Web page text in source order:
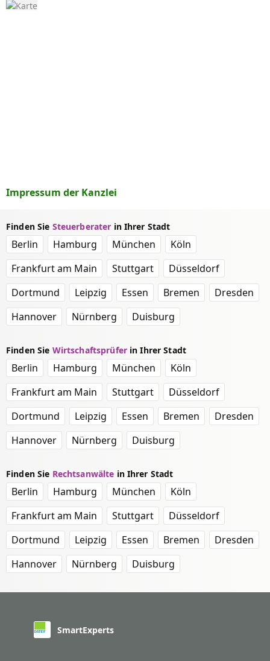
Impressum der Kanzlei
Finden Sie Steuerberater in Ihrer Stadt
Berlin Hamburg München
Köln
Frankfurt am Main
Stuttgart
Düsseldorf
Dortmund
Leipzig Essen Bremen
Dresden
Hannover
Nürnberg Duisburg
Finden Sie Wirtschaftsprüferin Ihrer Stadt
Berlin Hamburg München
Köln
Frankfurt am Main
Stuttgart
Düsseldorf
Dortmund
Leipzig Essen Bremen
Dresden
Hannover
Nürnberg Duisburg
Finden Sie Rechtsanwälte in Ihrer Stadt
Berlin Hamburg München
Köln
Frankfurt am Main
Stuttgart
Düsseldorf
Dortmund
Leipzig Essen Bremen
Dresden
Hannover
Nürnberg Duisburg
SmartExperts